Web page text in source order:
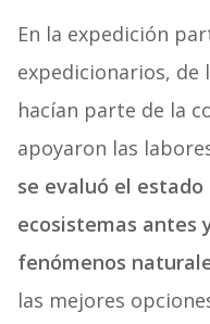
En la expedición
expedicionarios, de
hacían parte de la
apoyaron las
se evaluó el
ecosistemas antes
fenómenos
las mejores